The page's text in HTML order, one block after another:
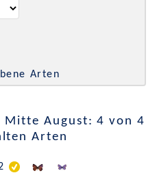
Arten
Mitte August: 4 von 4
Arten